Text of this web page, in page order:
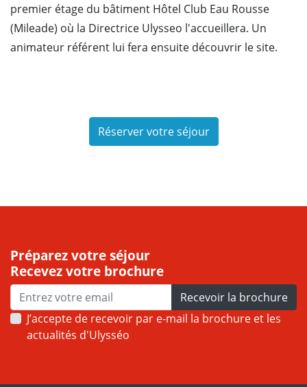
premier étage du bâtiment Hôtel Club Eau Rousse
(Mileade) où la Directrice Ulysseo l'accueillera. Un
animateur référent lui fera ensuite découvrir le site.
Réserver votre séjour
Préparez votre séjour
Recevez votre brochure
Recevoir la brochure
J’accepte de recevoir par e-mail la brochure et les
actualités d'Ulysséo